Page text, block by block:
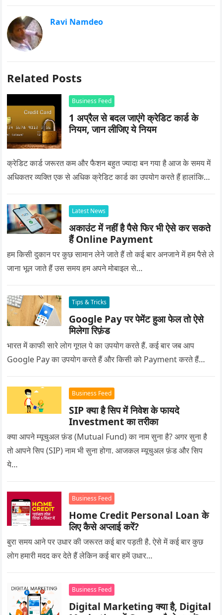
Ravi Namdeo
Related Posts
Business Feed
1 अप्रैल से बदल जाएंगे क्रेडिट कार्ड के
नियम, जान लीजिए ये नियम
क्रेडिट कार्ड जरूरत कम और फैशन बहुत ज्यादा बन गया है आज के समय में
अधिकतर व्यक्ति एक से अधिक क्रेडिट कार्ड का उपयोग करते हैं हालांकि…
Latest News
अकाउंट में नहीं है पैसे फिर भी ऐसे कर सकते
हैं Online Payment
हम किसी दुकान पर कुछ सामान लेने जाते हैं तो कई बार अनजाने में हम पैसे ले
जाना भूल जाते हैं उस समय हम अपने मोबाइल से…
Tips & Tricks
Google Pay पर पेमेंट हुआ फेल तो ऐसे
मिलेगा रिफ़ंड
भारत में काफी सारे लोग गूगल पे का उपयोग करते हैं. कई बार जब आप
Google Pay का उपयोग करते हैं और किसी को Payment करते हैं…
Business Feed
SIP क्या है सिप में निवेश के फायदे
Investment का तरीका
क्या आपने म्यूचुअल फ़ंड (Mutual Fund) का नाम सुना है? अगर सुना है
तो आपने सिप (SIP) नाम भी सुना होगा. आजकल म्यूचुअल फ़ंड और सिप
ये…
Business Feed
Home Credit Personal Loan के
लिए कैसे अप्लाई करें?
बुरा समय आने पर उधार की जरूरत कई बार पड़ती है. ऐसे में कई बार कुछ
लोग हमारी मदद कर देते हैं लेकिन कई बार हमें उधार…
Business Feed
Digital Marketing क्या है, Digital